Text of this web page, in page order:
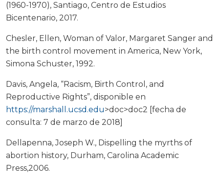
(1960-1970), Santiago, Centro de Estudios
Bicentenario, 2017.
Chesler, Ellen, Woman of Valor, Margaret Sanger and
the birth control movement in America, New York,
Simona Schuster, 1992.
Davis, Angela, “Racism, Birth Control, and
Reproductive Rights”, disponible en
https://marshall.ucsd.edu>doc>doc2 [fecha de
consulta: 7 de marzo de 2018]
Dellapenna, Joseph W., Dispelling the myrths of
abortion history, Durham, Carolina Academic
Press,2006.